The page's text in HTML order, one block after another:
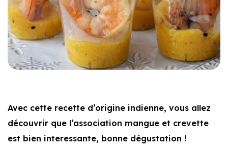
Avec cette recette d’origine indienne, vous allez
découvrir que l’association mangue et crevette
est bien interessante, bonne dégustation !